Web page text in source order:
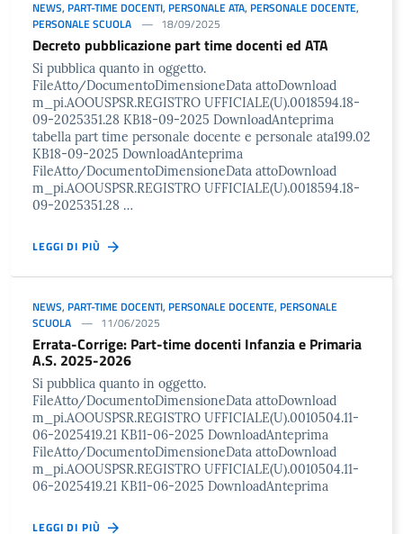
NEWS, PART-TIME DOCENTI, PERSONALE ATA, PERSONALE DOCENTE,
PERSONALE SCUOLA
18/09/2025
Decreto pubblicazione part time docenti ed ATA
Si pubblica quanto in oggetto.
FileAtto/DocumentoDimensioneData attoDownload
m_pi.AOOUSPSR.REGISTRO UFFICIALE(U).0018594.18-
09-2025351.28 KB18-09-2025 DownloadAnteprima
tabella part time personale docente e personale ata199.02
KB18-09-2025 DownloadAnteprima
FileAtto/DocumentoDimensioneData attoDownload
m_pi.AOOUSPSR.REGISTRO UFFICIALE(U).0018594.18-
09-2025351.28 …
LEGGI DI PIÙ
NEWS, PART-TIME DOCENTI, PERSONALE DOCENTE, PERSONALE
SCUOLA
11/06/2025
Errata-Corrige: Part-time docenti Infanzia e Primaria
A.S. 2025-2026
Si pubblica quanto in oggetto.
FileAtto/DocumentoDimensioneData attoDownload
m_pi.AOOUSPSR.REGISTRO UFFICIALE(U).0010504.11-
06-2025419.21 KB11-06-2025 DownloadAnteprima
FileAtto/DocumentoDimensioneData attoDownload
m_pi.AOOUSPSR.REGISTRO UFFICIALE(U).0010504.11-
06-2025419.21 KB11-06-2025 DownloadAnteprima
LEGGI DI PIÙ